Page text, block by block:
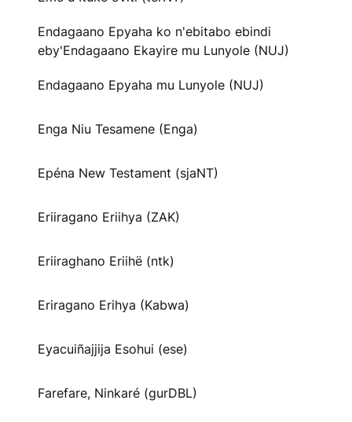
Endagaano Epyaha ko n'ebitabo ebindi
eby'Endagaano Ekayire mu Lunyole (NUJ)
Endagaano Epyaha mu Lunyole (NUJ)
Enga Niu Tesamene (Enga)
Epéna New Testament (sjaNT)
Eriiragano Eriihya (ZAK)
Eriiraghano Eriihë (ntk)
Eriragano Erihya (Kabwa)
Eyacuiñajjija Esohui (ese)
Farefare, Ninkaré (gurDBL)